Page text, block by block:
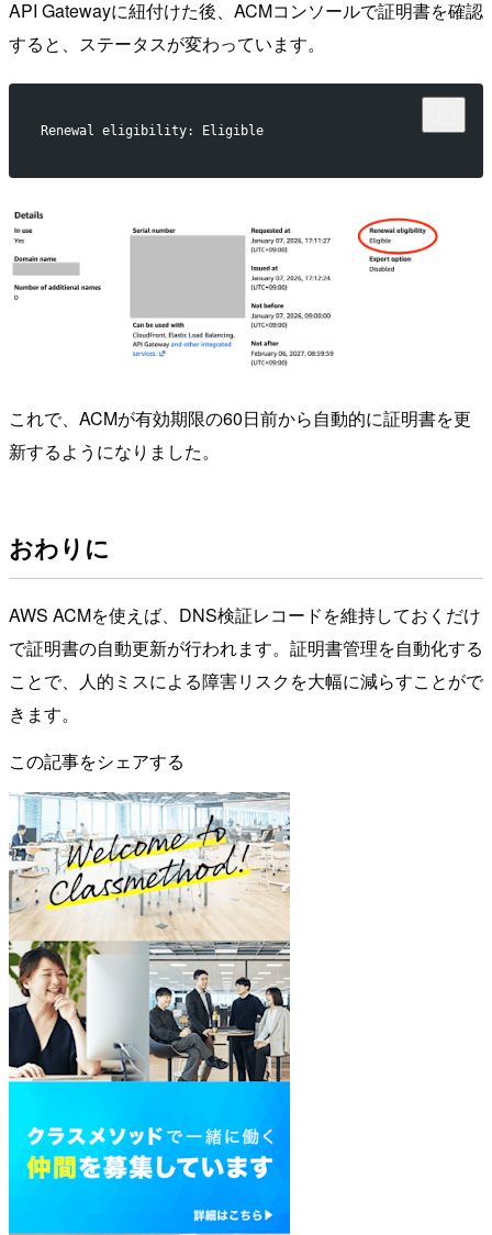
API Gatewayに紐付けた後、ACMコンソールで証明書を確認
すると、ステータスが変わっています。
Renewal eligibility: Eligible
これで、ACMが有効期限の60日前から自動的に証明書を更
新するようになりました。
おわりに
AWS ACMを使えば、DNS検証レコードを維持しておくだけ
で証明書の自動更新が行われます。証明書管理を自動化する
ことで、人的ミスによる障害リスクを大幅に減らすことがで
きます。
この記事をシェアする